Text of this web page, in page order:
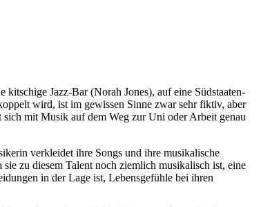
Jazz-Bar (Norah Jones), auf eine Südstaaten-
wird, ist im gewissen Sinne zwar sehr fiktiv, aber
mit Musik auf dem Weg zur Uni oder Arbeit genau
verkleidet ihre Songs und ihre musikalische
zu diesem Talent noch ziemlich musikalisch ist, eine
in der Lage ist, Lebensgefühle bei ihren